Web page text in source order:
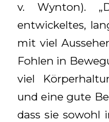
v. Wynton).
entwickeltes,
mit viel
Fohlen in
viel
und eine gute
dass sie sowohl